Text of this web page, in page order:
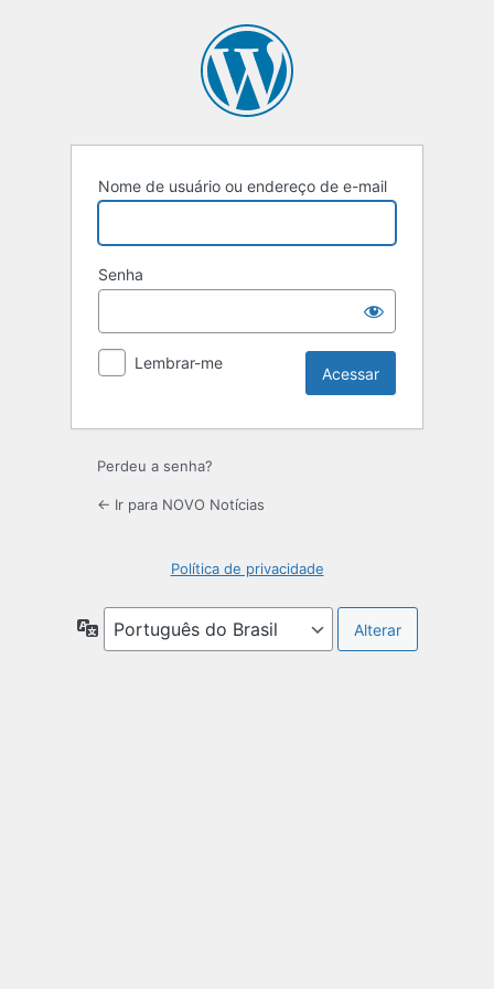
Nome de usuário ou endereço de e-mail
Senha
Lembrar-me
Perdeu a senha?
← Ir para NOVO Notícias
Política de privacidade
Idioma